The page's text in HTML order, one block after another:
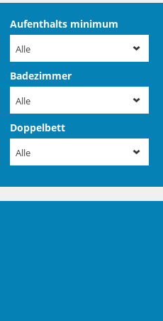
Aufenthalts minimum
Alle
Badezimmer
Alle
Doppelbett
Alle